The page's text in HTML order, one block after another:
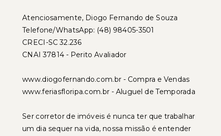
Atenciosamente, Diogo Fernando de Souza
Telefone/WhatsApp: (48) 98405-3501
CRECI-SC 32.236
CNAI 37814 - Perito Avaliador
www.diogofernando.com.br - Compra e Vendas
www.feriasfloripa.com.br - Aluguel de Temporada
Ser corretor de imóveis é nunca ter que trabalhar
um dia sequer na vida, nossa missão é entender